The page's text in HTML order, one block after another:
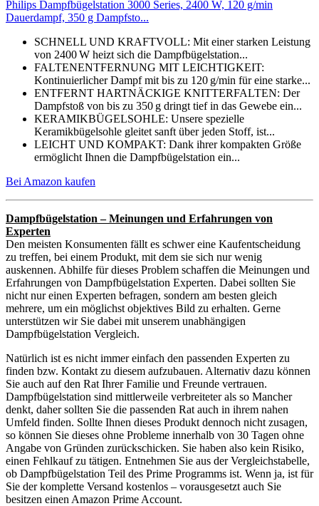
Philips Dampfbügelstation 3000 Series, 2400 W, 120 g/min
Dauerdampf, 350 g Dampfsto...
SCHNELL UND KRAFTVOLL: Mit einer starken Leistung
von 2400 W heizt sich die Dampfbügelstation...
FALTENENTFERNUNG MIT LEICHTIGKEIT:
Kontinuierlicher Dampf mit bis zu 120 g/min für eine starke...
ENTFERNT HARTNÄCKIGE KNITTERFALTEN: Der
Dampfstoß von bis zu 350 g dringt tief in das Gewebe ein...
KERAMIKBÜGELSOHLE: Unsere spezielle
Keramikbügelsohle gleitet sanft über jeden Stoff, ist...
LEICHT UND KOMPAKT: Dank ihrer kompakten Größe
ermöglicht Ihnen die Dampfbügelstation ein...
Bei Amazon kaufen
Dampfbügelstation – Meinungen und Erfahrungen von
Experten
Den meisten Konsumenten fällt es schwer eine Kaufentscheidung
zu treffen, bei einem Produkt, mit dem sie sich nur wenig
auskennen. Abhilfe für dieses Problem schaffen die Meinungen und
Erfahrungen von Dampfbügelstation Experten. Dabei sollten Sie
nicht nur einen Experten befragen, sondern am besten gleich
mehrere, um ein möglichst objektives Bild zu erhalten. Gerne
unterstützen wir Sie dabei mit unserem unabhängigen
Dampfbügelstation Vergleich.
Natürlich ist es nicht immer einfach den passenden Experten zu
finden bzw. Kontakt zu diesem aufzubauen. Alternativ dazu können
Sie auch auf den Rat Ihrer Familie und Freunde vertrauen.
Dampfbügelstation sind mittlerweile verbreiteter als so Mancher
denkt, daher sollten Sie die passenden Rat auch in ihrem nahen
Umfeld finden. Sollte Ihnen dieses Produkt dennoch nicht zusagen,
so können Sie dieses ohne Probleme innerhalb von 30 Tagen ohne
Angabe von Gründen zurückschicken. Sie haben also kein Risiko,
einen Fehlkauf zu tätigen. Entnehmen Sie aus der Vergleichstabelle,
ob Dampfbügelstation Teil des Prime Programms ist. Wenn ja, ist für
Sie der komplette Versand kostenlos – vorausgesetzt auch Sie
besitzen einen Amazon Prime Account.